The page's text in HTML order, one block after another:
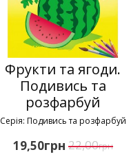
Фрукти та ягоди.
Подивись та
розфарбуй
Серія: Подивись та розфарбуй
19,50грн 22,00грн